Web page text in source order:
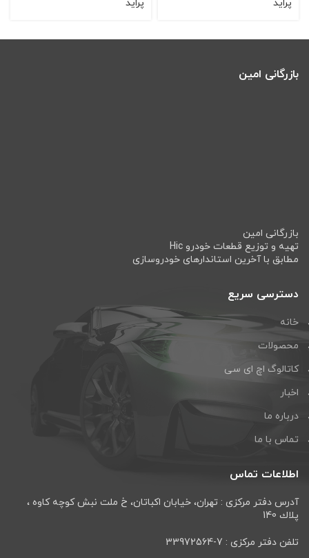
پراید
پراید
بازرگانی امین
بازرگانی امین
تهیه و توزیع قطعات خودرو Hic
مطابق با آخرین استاندارهای خودروسازی
دسترسی سریع
خانه
محصولات
کاتالوگ اچ ای سی
اخبار
درباره ما
تماس با ما
اطلاعات تماس
آدرس دفتر مرکزی : تهران، خيابان اكباتان، خ ملت نبش كوچه كاوه ،
پلاك 140
تلفن دفتر مرکزی : 7-33972564